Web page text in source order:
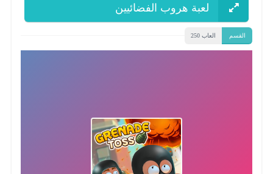
لعبة هروب الفضائيين
القسم العاب 250